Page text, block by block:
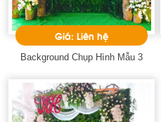
Giá: Liên hệ
Background Chụp Hình Mẫu 3